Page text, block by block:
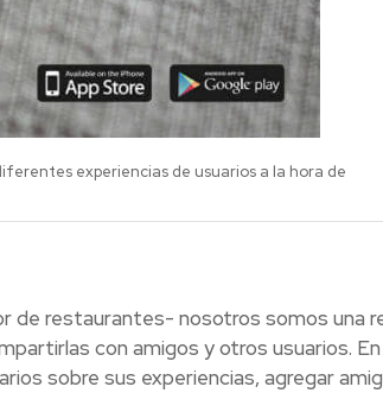
experiencias de usuarios a la hora de
de restaurantes- nosotros somos una
con amigos y otros usuarios.
sobre sus experiencias, agregar